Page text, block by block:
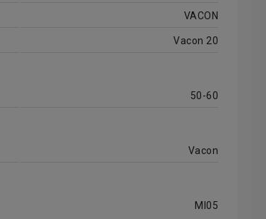
VACON
Vacon 20
50-60
Vacon
MI05